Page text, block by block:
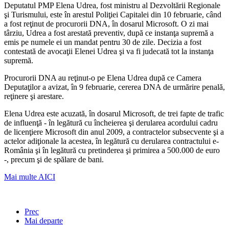
Deputatul PMP Elena Udrea, fost ministru al Dezvoltării Regionale
şi Turismului, este în arestul Poliţiei Capitalei din 10 februarie, când
a fost reţinut de procurorii DNA, în dosarul Microsoft. O zi mai
târziu, Udrea a fost arestată preventiv, după ce instanţa supremă a
emis pe numele ei un mandat pentru 30 de zile. Decizia a fost
contestată de avocaţii Elenei Udrea şi va fi judecată tot la instanţa
supremă.
Procurorii DNA au reţinut-o pe Elena Udrea după ce Camera
Deputaţilor a avizat, în 9 februarie, cererea DNA de urmărire penală,
reţinere şi arestare.
Elena Udrea este acuzată, în dosarul Microsoft, de trei fapte de trafic
de influenţă - în legătură cu încheierea şi derularea acordului cadru
de licenţiere Microsoft din anul 2009, a contractelor subsecvente şi a
actelor adiţionale la acestea, în legătură cu derularea contractului e-
România şi în legătură cu pretinderea şi primirea a 500.000 de euro
-, precum şi de spălare de bani.
Mai multe AICI
Prec
Mai departe